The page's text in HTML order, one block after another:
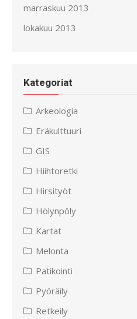
marraskuu 2013
lokakuu 2013
Kategoriat
Arkeologia
Eräkulttuuri
GIS
Hiihtoretki
Hirsityöt
Hölynpöly
Kartat
Melonta
Patikointi
Pyöräily
Retkeily